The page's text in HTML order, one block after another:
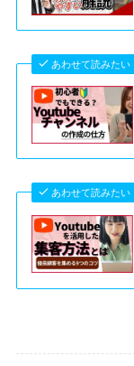
あわせて読みたい
あわせて読みたい